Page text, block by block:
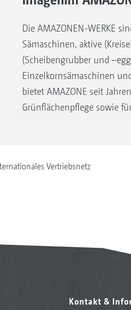
Die AMAZONEN-WERKE
Sämaschinen, aktive
(Scheibengrubber und
Einzelkornsämaschinen
bietet AMAZONE seit
Grünflächenpflege sowie
Vertriebsnetz
Kontakt &